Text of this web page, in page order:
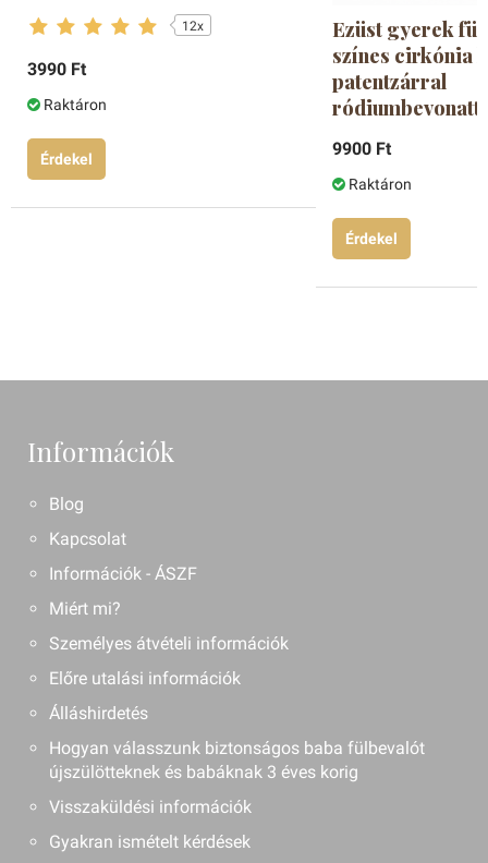
12x
3990 Ft
Raktáron
Érdekel
Ezüst gyerek
színes cirkónia
patentzárral
9900 Ft
Raktáron
Érdekel
Információk
Blog
Kapcsolat
Információk - ÁSZF
Miért mi?
Személyes átvételi információk
Előre utalási információk
Álláshirdetés
Hogyan válasszunk biztonságos baba fülbevalót
újszülötteknek és babáknak 3 éves korig
Visszaküldési információk
Gyakran ismételt kérdések